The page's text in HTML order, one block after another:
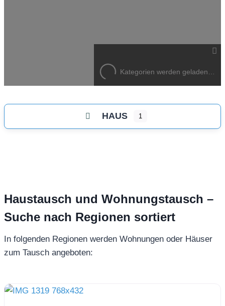
Kategorien werden geladen…
HAUS 1
Haustausch und Wohnungstausch –
Suche nach Regionen sortiert
In folgenden Regionen werden Wohnungen oder Häuser
zum Tausch angeboten: